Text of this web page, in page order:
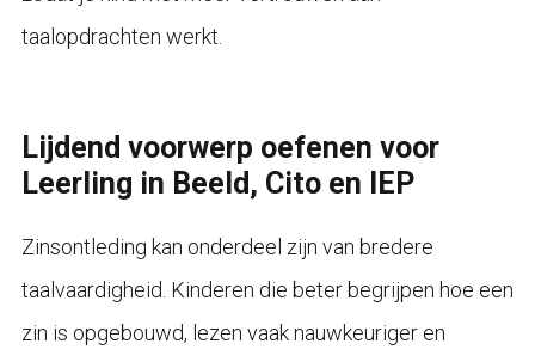
taalopdrachten werkt.
Lijdend voorwerp oefenen voor
Leerling in Beeld, Cito en IEP
Zinsontleding kan onderdeel zijn van bredere
taalvaardigheid. Kinderen die beter begrijpen hoe een
zin is opgebouwd, lezen vaak nauwkeuriger en